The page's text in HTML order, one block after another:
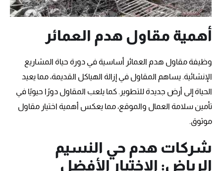
أهمية مقاول هدم العمائر
وظيفة مقاول هدم العمائر أساسية في دورة حياة المشاريع
الإنشائية. يساهم المقاول في إزالة الهياكل القديمة، مما يعيد
الحياة إلى أرض جديدة للتطوير. كما يلعب المقاول دورًا حيويًا في
تأمين سلامة العمال والموقع، مما يعكس أهمية اختيار مقاول
موثوق.
شركات هدم حي النسيم
الرياض: الاختيار الأفضل